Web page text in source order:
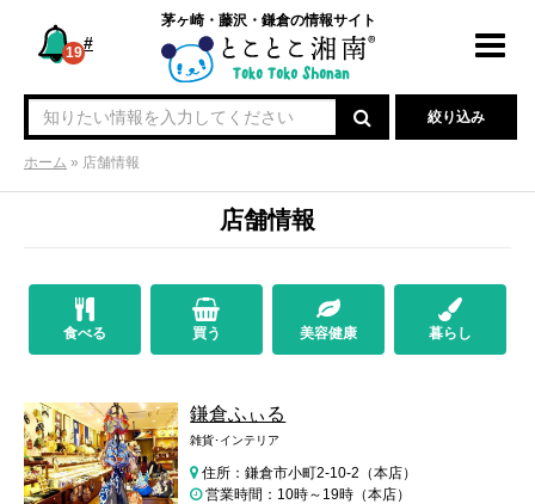
#
19
茅ヶ崎・藤沢・鎌倉の情報サイト
絞り込み
ホーム » 店舗情報
店舗情報
食べる 買う 美容健康 暮らし
鎌倉ふぃる
雑貨･インテリア
住所：鎌倉市小町2-10-2（本店）
営業時間：10時～19時（本店）